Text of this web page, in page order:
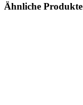
Ähnliche Produkte